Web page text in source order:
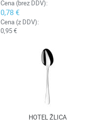
Cena (brez DDV):
0,78 €
Cena (z DDV):
0,95 €
HOTEL ŽLICA